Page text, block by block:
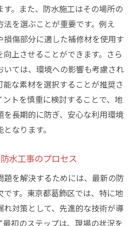
。また、防水施工はその場所の
を選ぶことが重要です。例え
損傷部分に適した補修材を使用す
上させることができます。さら
いては、環境への影響も考慮され
能な素材を選択することが推奨さ
トを慎重に検討することで、地
長期的に防ぎ、安心な利用環境
なります。
水工事のプロセス
題を解決するためには、最新の防
す。東京都葛飾区では、特に地
対策として、先進的な技術が導
初のステップは、現場の状況を